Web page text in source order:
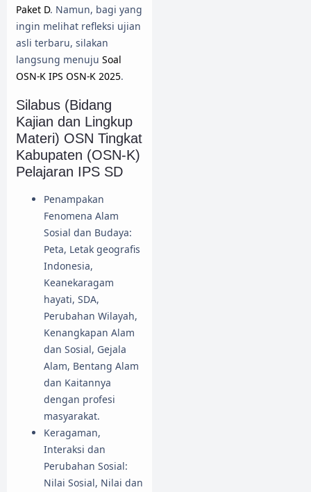
Paket D. Namun, bagi yang
ingin melihat refleksi ujian
asli terbaru, silakan
langsung menuju Soal
OSN-K IPS OSN-K 2025.
Silabus (Bidang
Kajian dan Lingkup
Materi) OSN Tingkat
Kabupaten (OSN-K)
Pelajaran IPS SD
Penampakan
Fenomena Alam
Sosial dan Budaya:
Peta, Letak geografis
Indonesia,
Keanekaragam
hayati, SDA,
Perubahan Wilayah,
Kenangkapan Alam
dan Sosial, Gejala
Alam, Bentang Alam
dan Kaitannya
dengan profesi
masyarakat.
Keragaman,
Interaksi dan
Perubahan Sosial:
Nilai Sosial, Nilai dan